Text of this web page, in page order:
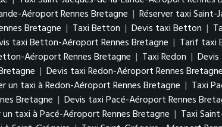
Aéroport Rennes Bretagne | Réserver taxi Saint-
Bretagne | Taxi Betton | Devis taxi Betton |
taxi Betton-Aéroport Rennes Bretagne | Tarif taxi
Aéroport Rennes Bretagne | Taxi Redon |
| Devis taxi Redon-Aéroport Rennes Bretagne
un taxi à Redon-Aéroport Rennes Bretagne | Taxi
Bretagne | Devis taxi Pacé-Aéroport Rennes
taxi à Pacé-Aéroport Rennes Bretagne | Taxi